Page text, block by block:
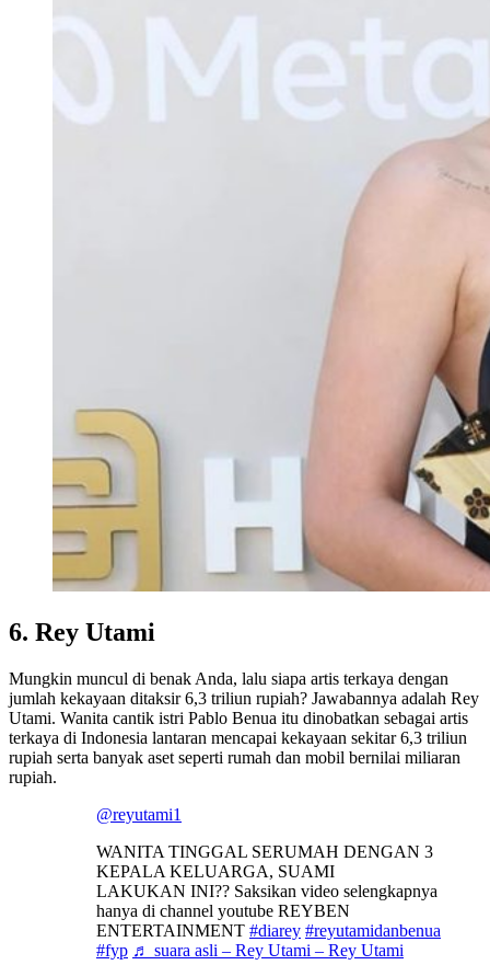
6. Rey Utami
Mungkin muncul di benak Anda, lalu siapa artis terkaya dengan
jumlah kekayaan ditaksir 6,3 triliun rupiah? Jawabannya adalah Rey
Utami. Wanita cantik istri Pablo Benua itu dinobatkan sebagai artis
terkaya di Indonesia lantaran mencapai kekayaan sekitar 6,3 triliun
rupiah serta banyak aset seperti rumah dan mobil bernilai miliaran
rupiah.
@reyutami1
WANITA TINGGAL SERUMAH DENGAN 3
KEPALA KELUARGA, SUAMI
LAKUKAN INI?? Saksikan video selengkapnya
hanya di channel youtube REYBEN
ENTERTAINMENT #diarey #reyutamidanbenua
#fyp ♬ suara asli – Rey Utami – Rey Utami